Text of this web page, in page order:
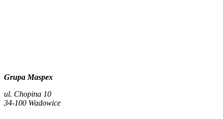
Grupa Maspex
ul. Chopina 10
34-100 Wadowice